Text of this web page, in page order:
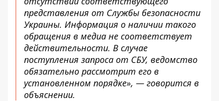
представления от Службы безопасности
Украины. Информация о наличии такого
обращения в медиа не соответствует
действительности. В случае
поступления запроса от СБУ, ведомство
обязательно рассмотрит его в
установленном порядке», — говорится в
объяснении.